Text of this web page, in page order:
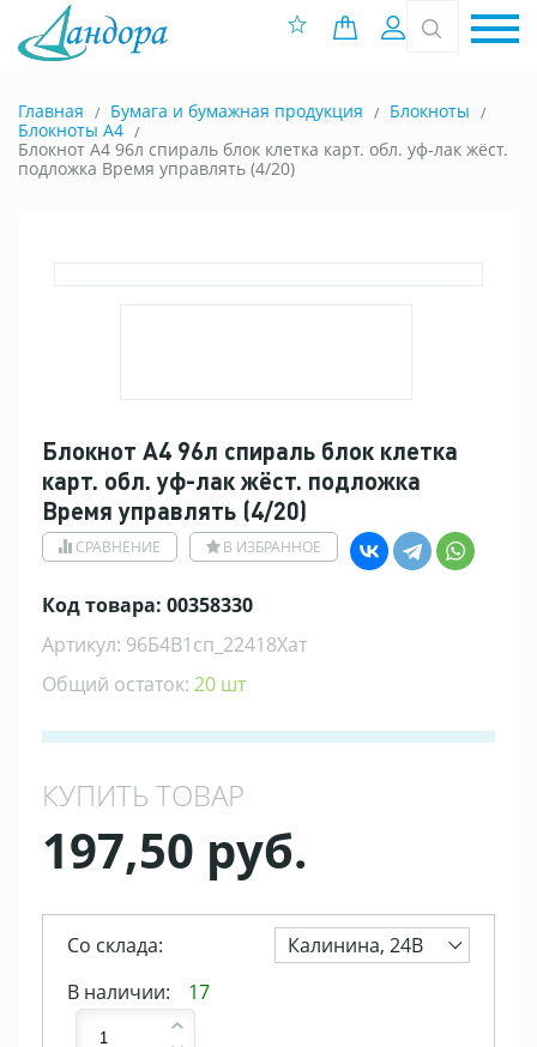
0 позиций
Вход
Главная Бумага и бумажная продукция
Блокноты
Блокноты A4
Блокнот А4 96л спираль блок клетка карт. обл. уф-лак жёст.
подложка Время управлять (4/20)
Блокнот А4 96л спираль блок клетка
карт. обл. уф-лак жёст. подложка
Время управлять (4/20)
СРАВНЕНИЕ В ИЗБРАННОЕ
Код товара: 00358330
Артикул: 96Б4В1сп_22418Хат
Общий остаток: 20 шт
КУПИТЬ ТОВАР
197,50 руб.
Со склада:
Калинина, 24В
В наличии:
17